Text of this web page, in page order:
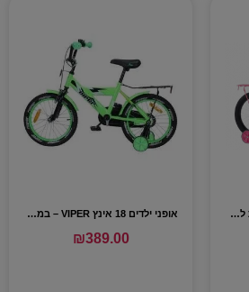
אופני ילדים ברבי – מגוון מידות לבחירה אופני ילדים 18 אינץ VIPER – במגוון צבעים
₪389.00